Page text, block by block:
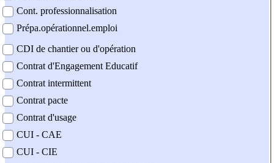
Cont. professionnalisation
Prépa.opérationnel.emploi
CDI de chantier ou d'opération
Contrat d'Engagement Educatif
Contrat intermittent
Contrat pacte
Contrat d'usage
CUI - CAE
CUI - CIE